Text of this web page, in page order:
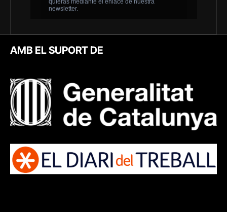
AMB EL SUPORT DE